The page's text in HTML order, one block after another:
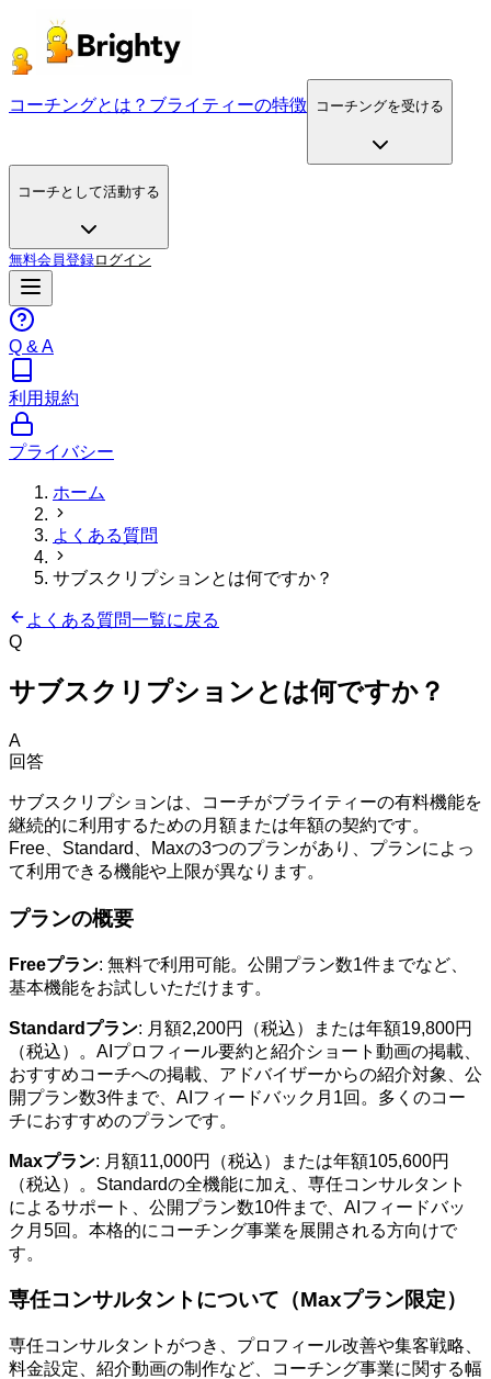
コーチングとは？ ブライティーの特徴 コーチングを受ける
コーチとして活動する
無料会員登録ログイン
Q & A
利用規約
プライバシー
ホーム
よくある質問
サブスクリプションとは何ですか？
よくある質問一覧に戻る
Q
サブスクリプションとは何ですか？
A
回答
サブスクリプションは、コーチがブライティーの有料機能を
継続的に利用するための月額または年額の契約です。
Free、Standard、Maxの3つのプランがあり、プランによっ
て利用できる機能や上限が異なります。
プランの概要
Freeプラン: 無料で利用可能。公開プラン数1件までなど、
基本機能をお試しいただけます。
Standardプラン: 月額2,200円（税込）または年額19,800円
（税込）。AIプロフィール要約と紹介ショート動画の掲載、
おすすめコーチへの掲載、アドバイザーからの紹介対象、公
開プラン数3件まで、AIフィードバック月1回。多くのコー
チにおすすめのプランです。
Maxプラン: 月額11,000円（税込）または年額105,600円
（税込）。Standardの全機能に加え、専任コンサルタント
によるサポート、公開プラン数10件まで、AIフィードバッ
ク月5回。本格的にコーチング事業を展開される方向けで
す。
専任コンサルタントについて（Maxプラン限定）
専任コンサルタントがつき、プロフィール改善や集客戦略、
料金設定、紹介動画の制作など、コーチング事業に関する幅